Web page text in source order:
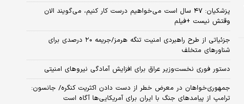
پزشکیان: ۴۷ سال است می‌خواهیم درست کار کنیم، می‌گویند الان
وقتش نیست +فیلم
جزئیاتی از طرح راهبردی امنیت تنگه هرمز/جریمه ۲۰ درصدی برای
شناورهای متخلف
دستور فوری نخست‌وزیر عراق برای افزایش آمادگی نیروهای امنیتی
جمهوری‌خواهان در معرض خطر از دست دادن اکثریت کنگره/ جانسون:
ترامپ از پیامدهای جنگ با ایران برای آمریکایی‌ها آگاه است